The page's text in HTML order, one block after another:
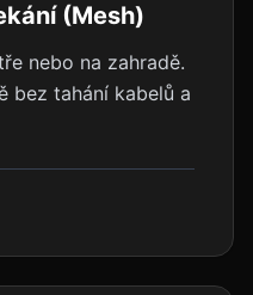
(Mesh)
nebo na zahradě.
bez tahání kabelů a